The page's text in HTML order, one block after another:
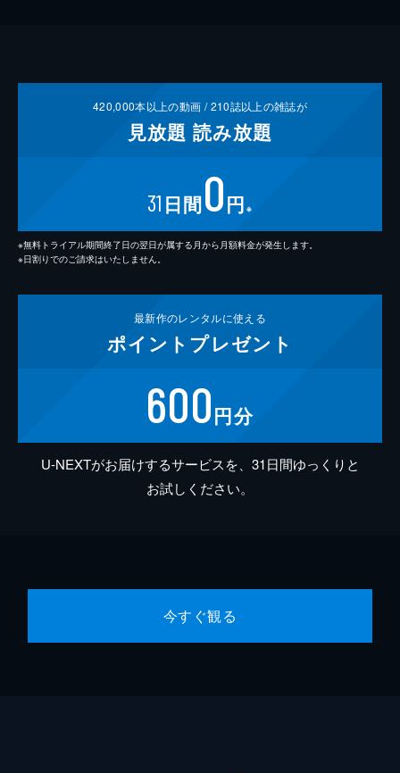
420,000本以上の動画 /210誌以上の雑誌が
見放題 読み放題
31 日間0円 ※
※無料トライアル期間終了日の翌日が属する月から月額料金が発生します。
※日割りでのご請求はいたしません。
最新作のレンタルに使える
ポイント プレゼント
600円分
U-NEXTがお届けするサービスを、31日間ゆっくりと
お試しください。
今すぐ観る